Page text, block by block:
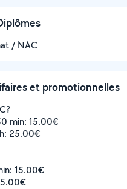
/ NAC
et promotionnelles
min: 15.00€
25.00€
15.00€